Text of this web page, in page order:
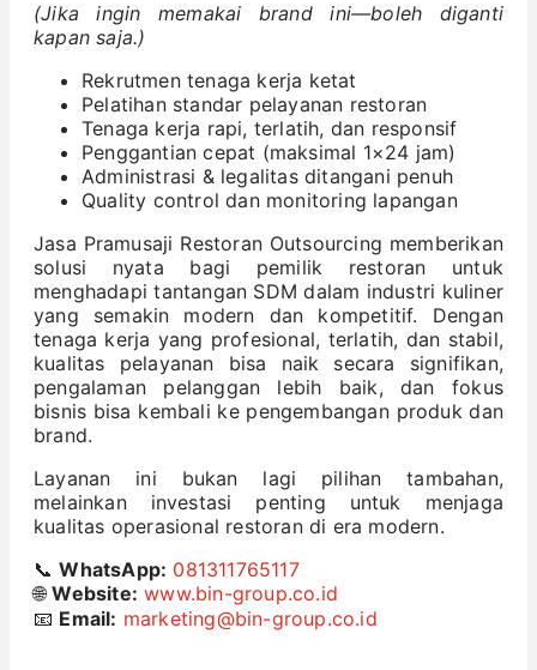
(Jika ingin memakai brand ini—boleh diganti
kapan saja.)
Rekrutmen tenaga kerja ketat
Pelatihan standar pelayanan restoran
Tenaga kerja rapi, terlatih, dan responsif
Penggantian cepat (maksimal 1×24 jam)
Administrasi & legalitas ditangani penuh
Quality control dan monitoring lapangan
Jasa Pramusaji Restoran Outsourcing memberikan
solusi nyata bagi pemilik restoran untuk
menghadapi tantangan SDM dalam industri kuliner
yang semakin modern dan kompetitif. Dengan
tenaga kerja yang profesional, terlatih, dan stabil,
kualitas pelayanan bisa naik secara signifikan,
pengalaman pelanggan lebih baik, dan fokus
bisnis bisa kembali ke pengembangan produk dan
brand.
Layanan ini bukan lagi pilihan tambahan,
melainkan investasi penting untuk menjaga
kualitas operasional restoran di era modern.
📞WhatsApp: 081311765117
🌐Website: www.bin-group.co.id
📧 Email: marketing@bin-group.co.id